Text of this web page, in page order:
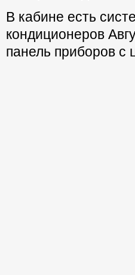
В кабине есть
кондиционеров
панель приборов